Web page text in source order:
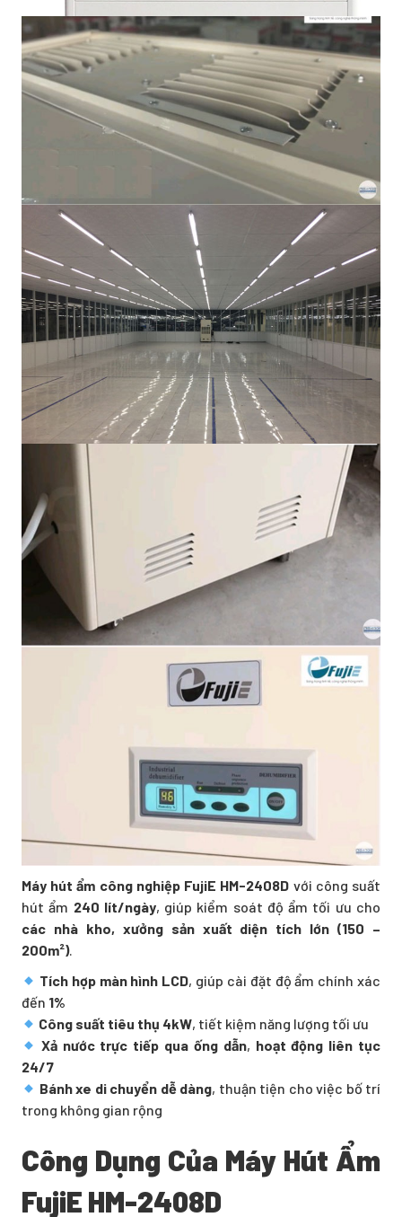
Máy hút ẩm công nghiệp FujiE HM-2408D với công suất
hút ẩm 240 lít/ngày, giúp kiểm soát độ ẩm tối ưu cho
các nhà kho, xưởng sản xuất diện tích lớn (150 –
200m²).
Tích hợp màn hình LCD, giúp cài đặt độ ẩm chính xác
đến 1%
Công suất tiêu thụ 4kW, tiết kiệm năng lượng tối ưu
Xả nước trực tiếp qua ống dẫn, hoạt động liên tục
24/7
Bánh xe di chuyển dễ dàng, thuận tiện cho việc bố trí
trong không gian rộng
Công Dụng Của Máy Hút Ẩm
FujiE HM-2408D